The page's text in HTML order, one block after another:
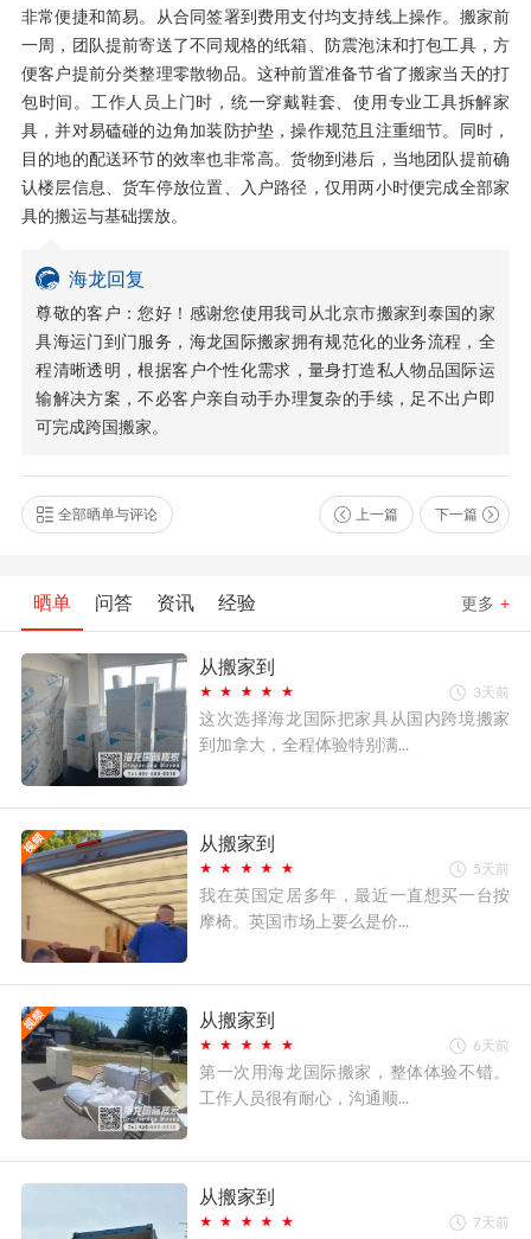
非常便捷和简易。从合同签署到费用支付均支持线上操作。搬家前
一周，团队提前寄送了不同规格的纸箱、防震泡沫和打包工具，方
便客户提前分类整理零散物品。这种前置准备节省了搬家当天的打
包时间。工作人员上门时，统一穿戴鞋套、使用专业工具拆解家
具，并对易磕碰的边角加装防护垫，操作规范且注重细节。同时，
目的地的配送环节的效率也非常高。货物到港后，当地团队提前确
认楼层信息、货车停放位置、入户路径，仅用两小时便完成全部家
具的搬运与基础摆放。
海龙回复
尊敬的客户：您好！感谢您使用我司从北京市搬家到泰国的家
具海运门到门服务，海龙国际搬家拥有规范化的业务流程，全
程清晰透明，根据客户个性化需求，量身打造私人物品国际运
输解决方案，不必客户亲自动手办理复杂的手续，足不出户即
可完成跨国搬家。
全部晒单与评论 上一篇 下一篇
晒单 问答 资讯 经验 更多 +
从搬家到
3天前
这次选择海龙国际把家具从国内跨境搬家
到加拿大，全程体验特别满...
从搬家到
5天前
我在英国定居多年，最近一直想买一台按
摩椅。英国市场上要么是价...
从搬家到
6天前
第一次用海龙国际搬家，整体体验不错。
工作人员很有耐心，沟通顺...
从搬家到
7天前